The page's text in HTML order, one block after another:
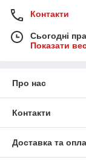
Контакти
Сьогодні
Показати
Про нас
Контакти
Доставка та